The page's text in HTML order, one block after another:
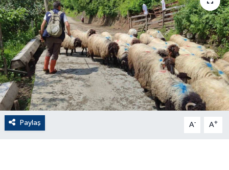
Paylaş A- A+
Dünya
EĞİTİM
EKONOMİ
English News
Finans